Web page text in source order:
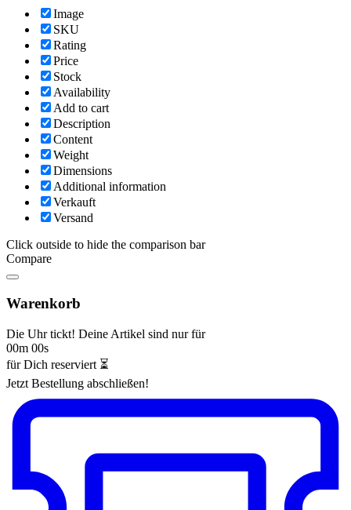
Image
SKU
Rating
Price
Stock
Availability
Add to cart
Description
Content
Weight
Dimensions
Additional information
Verkauft
Versand
Click outside to hide the comparison bar
Compare
Warenkorb
Die Uhr tickt! Deine Artikel sind nur für
00m 00s
für Dich reserviert ⏳
Jetzt Bestellung abschließen!